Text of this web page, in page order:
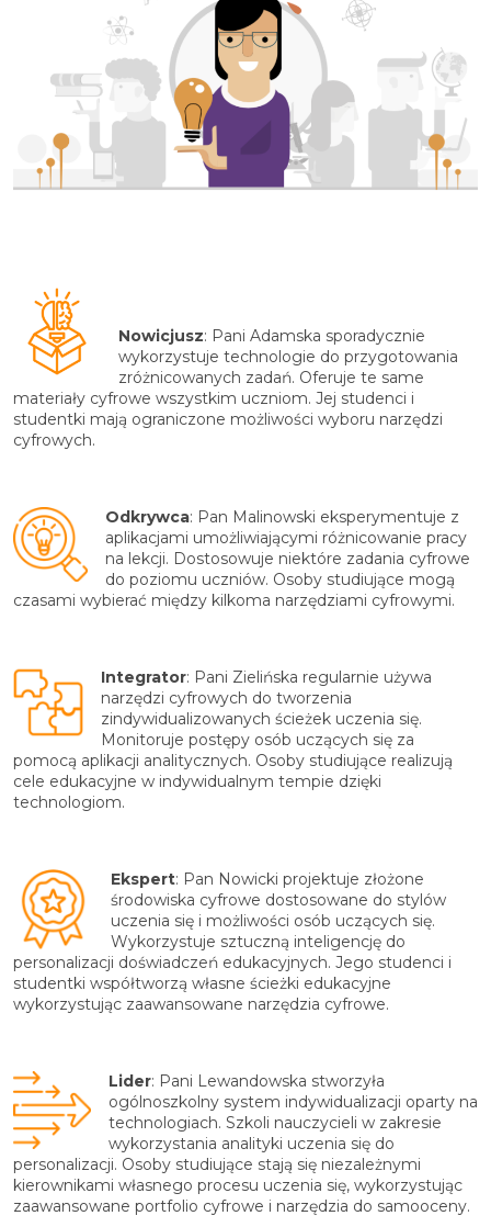
Nowicjusz: Pani Adamska sporadycznie
wykorzystuje technologie do przygotowania
zróżnicowanych zadań. Oferuje te same
materiały cyfrowe wszystkim uczniom. Jej studenci i
studentki mają ograniczone możliwości wyboru narzędzi
cyfrowych.
Odkrywca: Pan Malinowski eksperymentuje z
aplikacjami umożliwiającymi różnicowanie pracy
na lekcji. Dostosowuje niektóre zadania cyfrowe
do poziomu uczniów. Osoby studiujące mogą
czasami wybierać między kilkoma narzędziami cyfrowymi.
Integrator: Pani Zielińska regularnie używa
narzędzi cyfrowych do tworzenia
zindywidualizowanych ścieżek uczenia się.
Monitoruje postępy osób uczących się za
pomocą aplikacji analitycznych. Osoby studiujące realizują
cele edukacyjne w indywidualnym tempie dzięki
technologiom.
Ekspert: Pan Nowicki projektuje złożone
środowiska cyfrowe dostosowane do stylów
uczenia się i możliwości osób uczących się.
Wykorzystuje sztuczną inteligencję do
personalizacji doświadczeń edukacyjnych. Jego studenci i
studentki współtworzą własne ścieżki edukacyjne
wykorzystując zaawansowane narzędzia cyfrowe.
Lider: Pani Lewandowska stworzyła
ogólnoszkolny system indywidualizacji oparty na
technologiach. Szkoli nauczycieli w zakresie
wykorzystania analityki uczenia się do
personalizacji. Osoby studiujące stają się niezależnymi
kierownikami własnego procesu uczenia się, wykorzystując
zaawansowane portfolio cyfrowe i narzędzia do samooceny.